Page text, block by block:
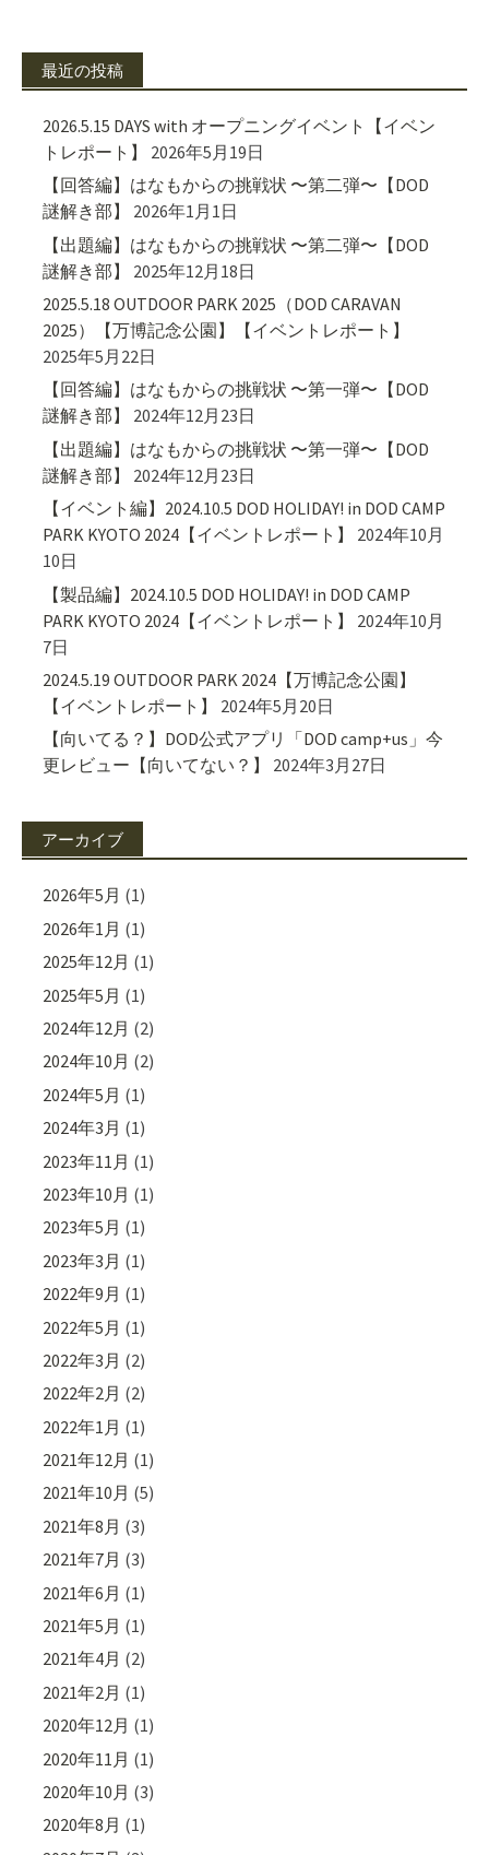
最近の投稿
2026.5.15 DAYS with オープニングイベント【イベン
トレポート】
2026年5月19日
【回答編】はなもからの挑戦状 〜第二弾〜【DOD
謎解き部】
2026年1月1日
【出題編】はなもからの挑戦状 〜第二弾〜【DOD
謎解き部】
2025年12月18日
2025.5.18 OUTDOOR PARK 2025（DOD CARAVAN
2025）【万博記念公園】【イベントレポート】
2025年5月22日
【回答編】はなもからの挑戦状 〜第一弾〜【DOD
謎解き部】
2024年12月23日
【出題編】はなもからの挑戦状 〜第一弾〜【DOD
謎解き部】
2024年12月23日
【イベント編】2024.10.5 DOD HOLIDAY! in DOD CAMP
PARK KYOTO 2024【イベントレポート】
2024年10月
10日
【製品編】2024.10.5 DOD HOLIDAY! in DOD CAMP
PARK KYOTO 2024【イベントレポート】
2024年10月
7日
2024.5.19 OUTDOOR PARK 2024【万博記念公園】
【イベントレポート】
2024年5月20日
【向いてる？】DOD公式アプリ「DOD camp+us」今
更レビュー【向いてない？】
2024年3月27日
アーカイブ
2026年5月 (1)
2026年1月 (1)
2025年12月 (1)
2025年5月 (1)
2024年12月 (2)
2024年10月 (2)
2024年5月 (1)
2024年3月 (1)
2023年11月 (1)
2023年10月 (1)
2023年5月 (1)
2023年3月 (1)
2022年9月 (1)
2022年5月 (1)
2022年3月 (2)
2022年2月 (2)
2022年1月 (1)
2021年12月 (1)
2021年10月 (5)
2021年8月 (3)
2021年7月 (3)
2021年6月 (1)
2021年5月 (1)
2021年4月 (2)
2021年2月 (1)
2020年12月 (1)
2020年11月 (1)
2020年10月 (3)
2020年8月 (1)